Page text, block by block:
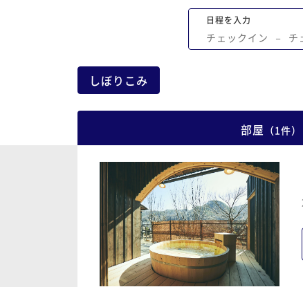
日程を入力
チェックイン − チ
しぼりこみ
部屋 （1件）